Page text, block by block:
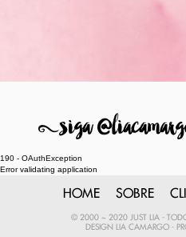
8siga
190 - OAuthException
Error validating application
HOME SOBRE
© 2000 ~ 2020 JUST LIA -
DESIGN
LIA CAMARGO -